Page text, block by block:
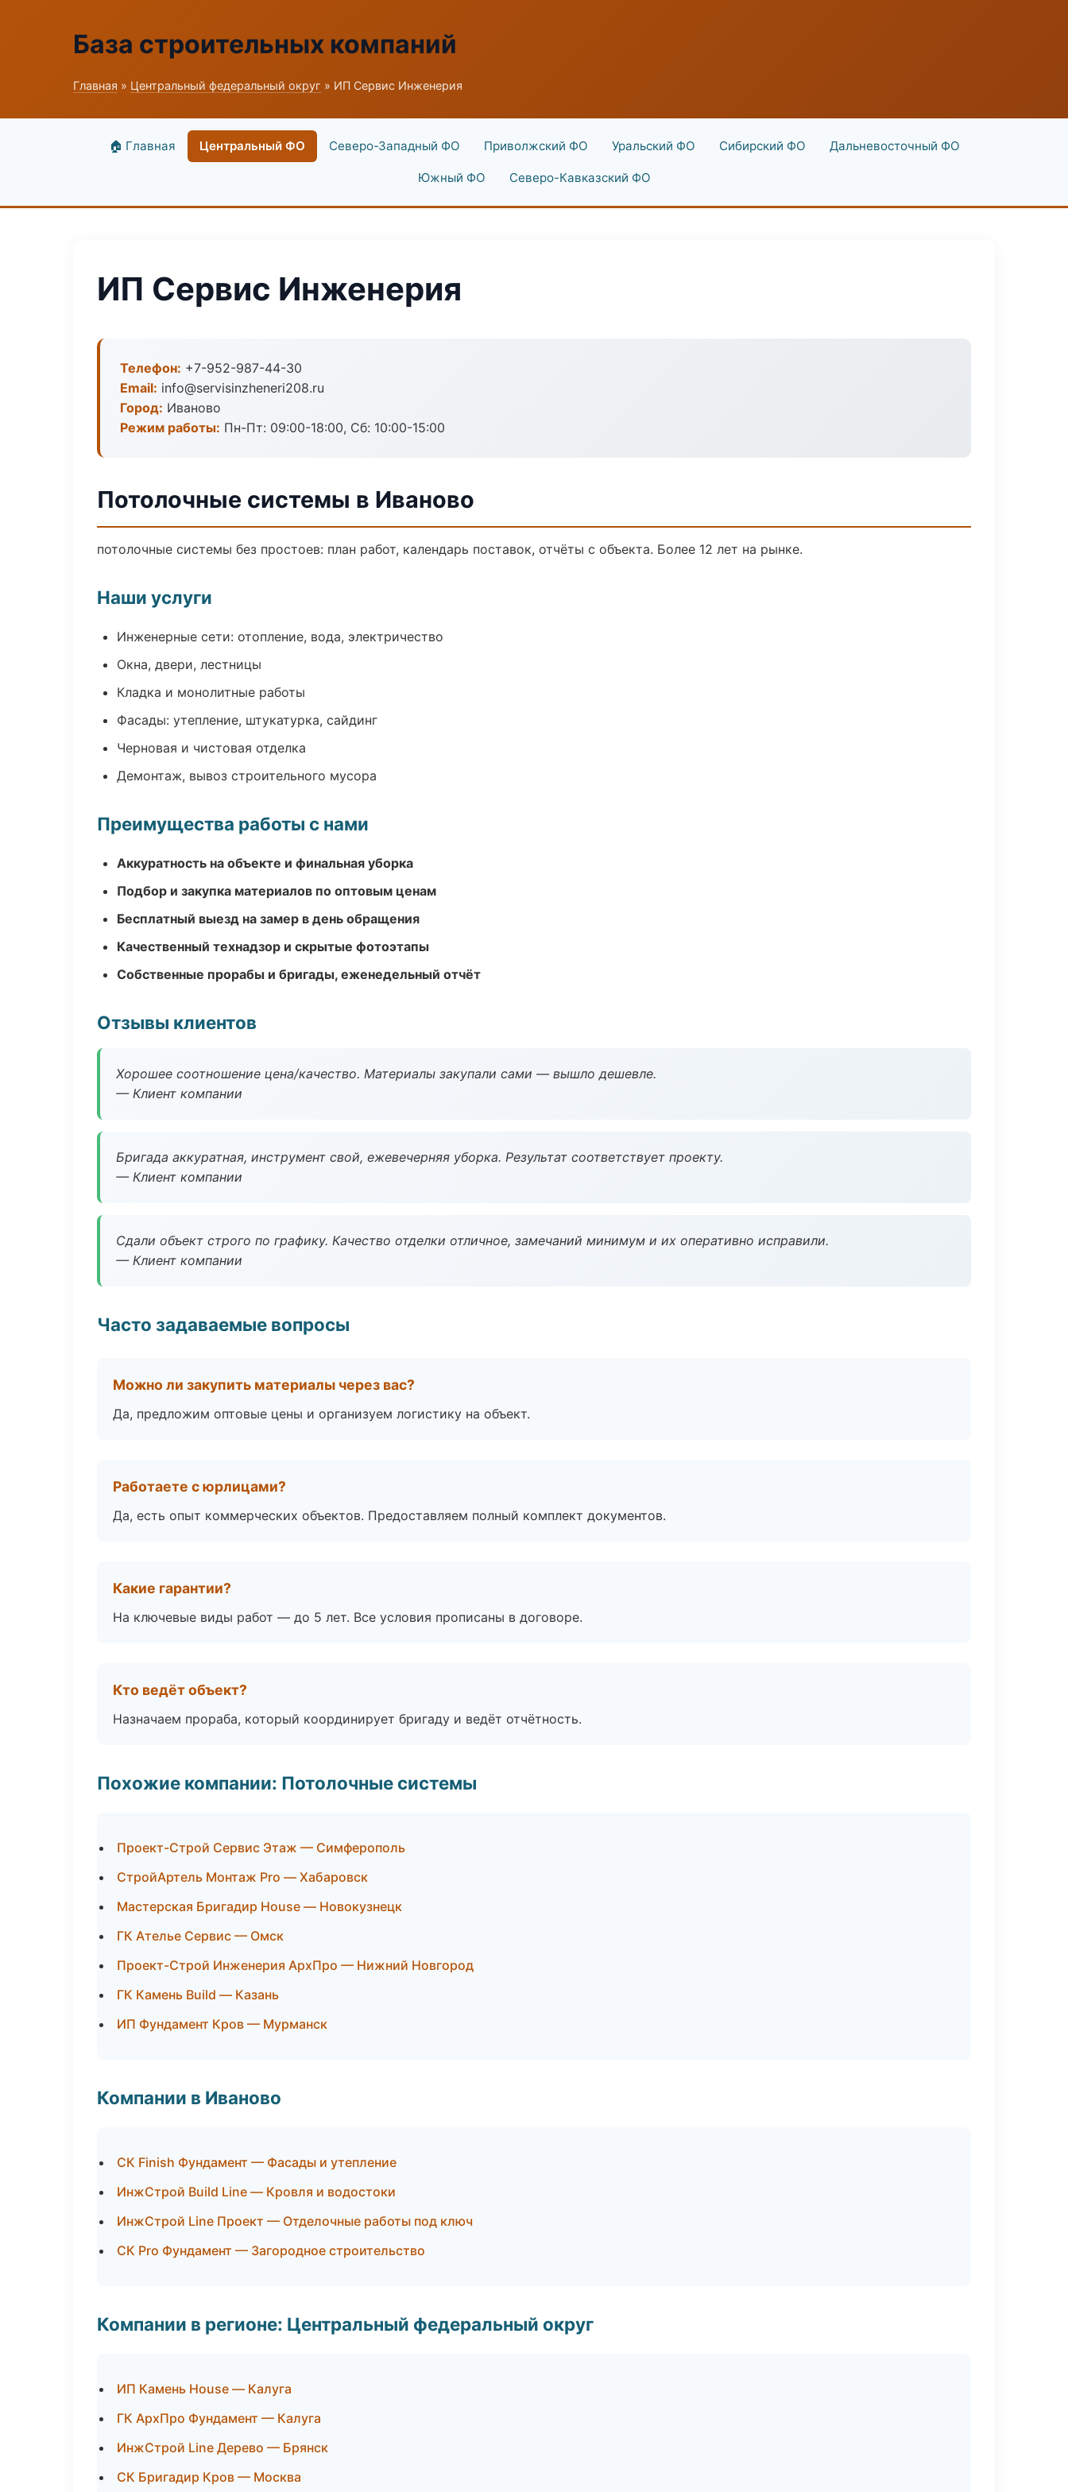
База строительных компаний
Главная » Центральный федеральный округ » ИП Сервис Инженерия
🏠 Главная Центральный ФО Северо-Западный ФО Приволжский ФО Уральский ФО Сибирский ФО Дальневосточный ФО
Южный ФО Северо-Кавказский ФО
ИП Сервис Инженерия
Телефон: +7-952-987-44-30
Email: info@servisinzheneri208.ru
Город: Иваново
Режим работы: Пн-Пт: 09:00-18:00, Сб: 10:00-15:00
Потолочные системы в Иваново
потолочные системы без простоев: план работ, календарь поставок, отчёты с объекта. Более 12 лет на рынке.
Наши услуги
Инженерные сети: отопление, вода, электричество
Окна, двери, лестницы
Кладка и монолитные работы
Фасады: утепление, штукатурка, сайдинг
Черновая и чистовая отделка
Демонтаж, вывоз строительного мусора
Преимущества работы с нами
Аккуратность на объекте и финальная уборка
Подбор и закупка материалов по оптовым ценам
Бесплатный выезд на замер в день обращения
Качественный технадзор и скрытые фотоэтапы
Собственные прорабы и бригады, еженедельный отчёт
Отзывы клиентов
Хорошее соотношение цена/качество. Материалы закупали сами — вышло дешевле.
— Клиент компании
Бригада аккуратная, инструмент свой, ежевечерняя уборка. Результат соответствует проекту.
— Клиент компании
Сдали объект строго по графику. Качество отделки отличное, замечаний минимум и их оперативно исправили.
— Клиент компании
Часто задаваемые вопросы
Можно ли закупить материалы через вас?
Да, предложим оптовые цены и организуем логистику на объект.
Работаете с юрлицами?
Да, есть опыт коммерческих объектов. Предоставляем полный комплект документов.
Какие гарантии?
На ключевые виды работ — до 5 лет. Все условия прописаны в договоре.
Кто ведёт объект?
Назначаем прораба, который координирует бригаду и ведёт отчётность.
Похожие компании: Потолочные системы
Проект-Строй Сервис Этаж — Симферополь
СтройАртель Монтаж Pro — Хабаровск
Мастерская Бригадир House — Новокузнецк
ГК Ателье Сервис — Омск
Проект-Строй Инженерия АрхПро — Нижний Новгород
ГК Камень Build — Казань
ИП Фундамент Кров — Мурманск
Компании в Иваново
СК Finish Фундамент — Фасады и утепление
ИнжСтрой Build Line — Кровля и водостоки
ИнжСтрой Line Проект — Отделочные работы под ключ
СК Pro Фундамент — Загородное строительство
Компании в регионе: Центральный федеральный округ
ИП Камень House — Калуга
ГК АрхПро Фундамент — Калуга
ИнжСтрой Line Дерево — Брянск
СК Бригадир Кров — Москва